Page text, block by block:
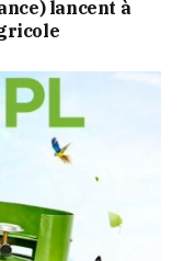
lancent à